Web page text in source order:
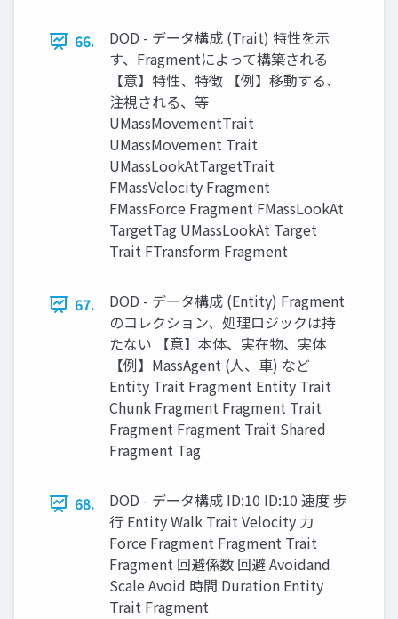
66.
DOD - データ構成 (Trait) 特性を示
す、Fragmentによって構築される
【意】特性、特徴 【例】移動する、
注視される、等
UMassMovementTrait
UMassMovement Trait
UMassLookAtTargetTrait
FMassVelocity Fragment
FMassForce Fragment FMassLookAt
TargetTag UMassLookAt Target
Trait FTransform Fragment
67.
DOD - データ構成 (Entity) Fragment
のコレクション、処理ロジックは持
たない 【意】本体、実在物、実体
【例】MassAgent (人、車) など
Entity Trait Fragment Entity Trait
Chunk Fragment Fragment Trait
Fragment Fragment Trait Shared
Fragment Tag
68.
DOD - データ構成 ID:10 ID:10 速度 歩
行 Entity Walk Trait Velocity 力
Force Fragment Fragment Trait
Fragment 回避係数 回避 Avoidand
Scale Avoid 時間 Duration Entity
Trait Fragment